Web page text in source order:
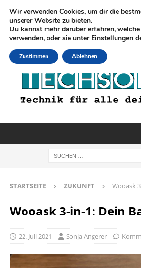
STARTSEITE ZUKUNFT Wooask
Wooask 3-in-1: Dein
22. Juli 2021 Sonja Angerer
Wir verwenden Cookies, um dir die
unserer Website zu bieten.
Du kannst mehr darüber erfahren,
verwenden, oder sie unter Einstellungen
Zustimmen Ablehnen